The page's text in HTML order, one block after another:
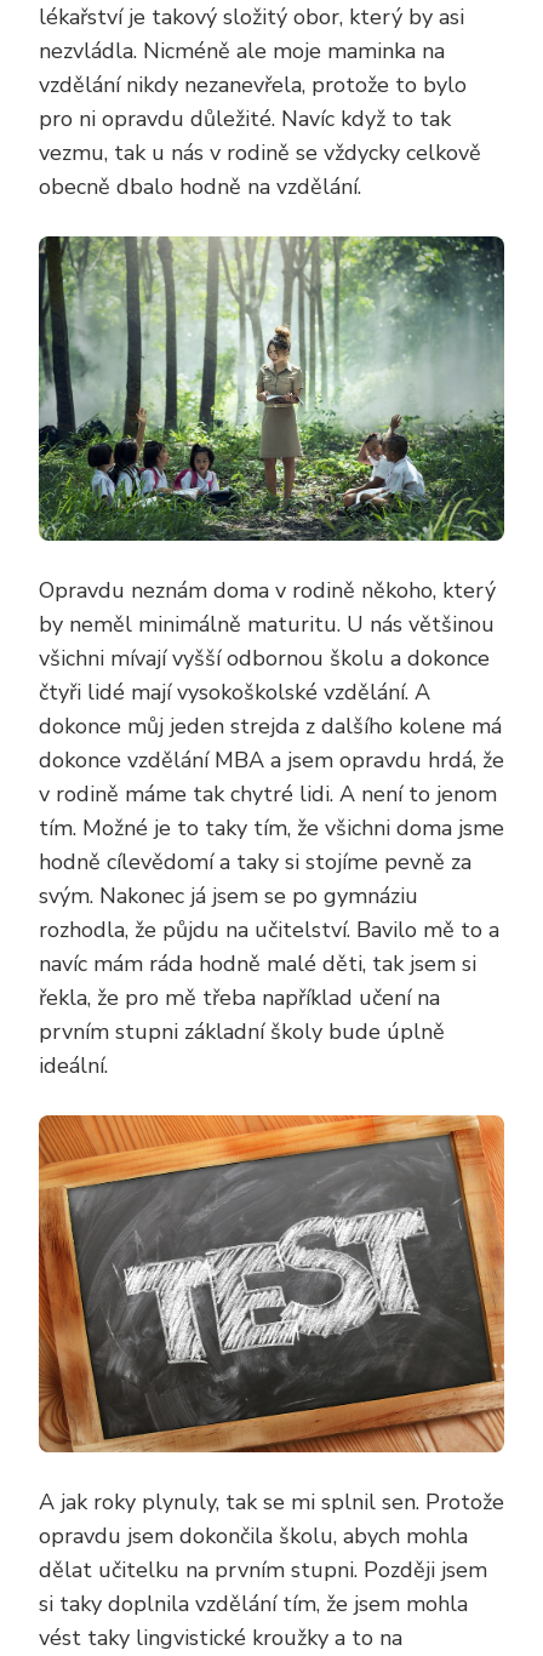
lékařství je takový složitý obor, který by asi
nezvládla. Nicméně ale moje maminka na
vzdělání nikdy nezanevřela, protože to bylo
pro ni opravdu důležité. Navíc když to tak
vezmu, tak u nás v rodině se vždycky celkově
obecně dbalo hodně na vzdělání.
Opravdu neznám doma v rodině někoho, který
by neměl minimálně maturitu. U nás většinou
všichni mívají vyšší odbornou školu a dokonce
čtyři lidé mají vysokoškolské vzdělání. A
dokonce můj jeden strejda z dalšího kolene má
dokonce vzdělání MBA a jsem opravdu hrdá, že
v rodině máme tak chytré lidi. A není to jenom
tím. Možné je to taky tím, že všichni doma jsme
hodně cílevědomí a taky si stojíme pevně za
svým. Nakonec já jsem se po gymnáziu
rozhodla, že půjdu na učitelství. Bavilo mě to a
navíc mám ráda hodně malé děti, tak jsem si
řekla, že pro mě třeba například učení na
prvním stupni základní školy bude úplně
ideální.
A jak roky plynuly, tak se mi splnil sen. Protože
opravdu jsem dokončila školu, abych mohla
dělat učitelku na prvním stupni. Později jsem
si taky doplnila vzdělání tím, že jsem mohla
vést taky lingvistické kroužky a to na